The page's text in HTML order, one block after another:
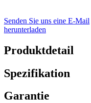
Senden Sie uns eine E-Mail
herunterladen
Produktdetail
Spezifikation
Garantie